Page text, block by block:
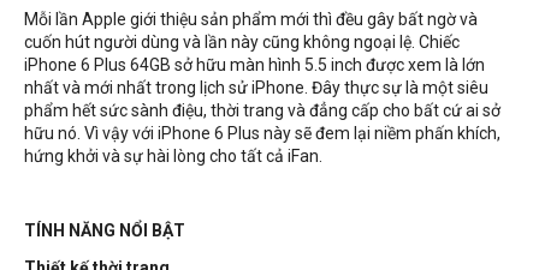
Mỗi lần Apple giới thiệu sản phẩm mới thì đều gây bất ngờ và
cuốn hút người dùng và lần này cũng không ngoại lệ. Chiếc
iPhone 6 Plus 64GB sở hữu màn hình 5.5 inch được xem là lớn
nhất và mới nhất trong lịch sử iPhone. Đây thực sự là một siêu
phẩm hết sức sành điệu, thời trang và đẳng cấp cho bất cứ ai sở
hữu nó. Vì vậy với iPhone 6 Plus này sẽ đem lại niềm phấn khích,
hứng khởi và sự hài lòng cho tất cả iFan.
TÍNH NĂNG NỔI BẬT